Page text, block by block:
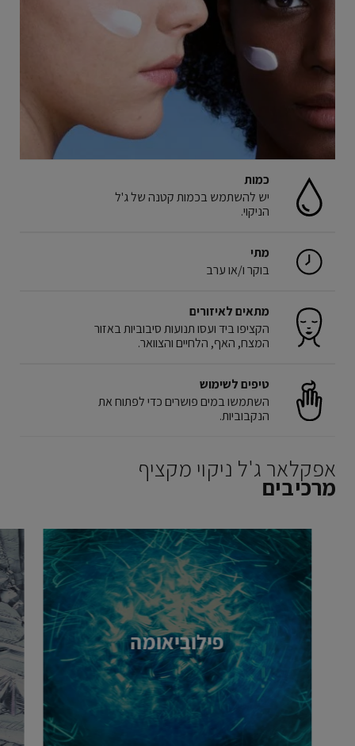
כמות
יש להשתמש בכמות קטנה של ג'ל
הניקוי.
מתי
בוקר ו/או ערב
מתאים לאיזורים
הקציפו ביד ועסו תנועות סיבוביות באזור
המצח, האף, הלחיים והצוואר.
טיפים לשימוש
השתמשו במים פושרים כדי לפתוח את
הנקבוביות.
אפקלאר ג'ל ניקוי מקציף
מרכיבים
פילוביאומה